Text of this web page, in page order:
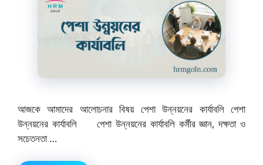
আজকে আমাদের আলোচনার বিষয় পেশা উন্নয়নের কার্যাবলি পেশা
উন্নয়নের কার্যাবলি পেশা উন্নয়নের কার্যাবলি কর্মীর জ্ঞান, দক্ষতা ও
সচেতনতা …